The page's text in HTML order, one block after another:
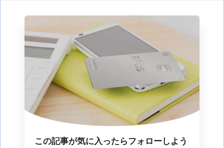
この記事が気に入ったらフォローしよう